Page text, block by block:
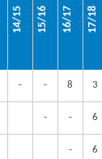
14/15 15/16 16/17 17/18
- - 8 3
- - 6
- 6